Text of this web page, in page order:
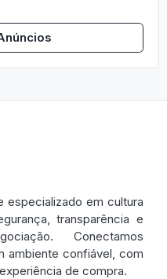
especializado em cultura
transparência e
Conectamos
ambiente confiável, com
de compra.